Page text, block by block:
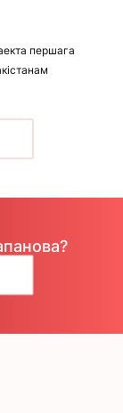
першага